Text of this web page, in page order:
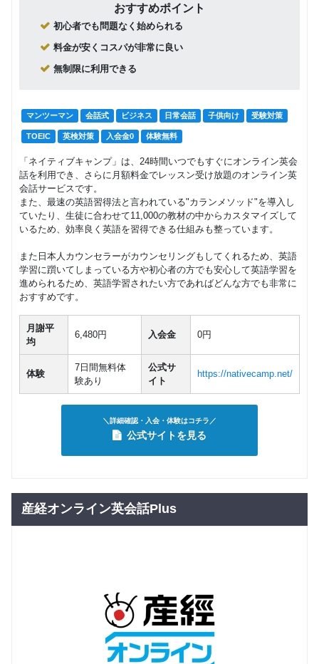
おすすめポイント
初心者でも問題なく始められる
料金が安くコスパが非常に良い
無制限に利用できる
マンツーマン 会話式 ビジネス 日常会話 子供向け 受験対策
TOEIC 英検対策 入会金0 体験無料
「ネイティブキャンプ」は、24時間いつでもすぐにオンライン英会
話を利用でき、さらに月額料金でレッスン受け放題のオンライン英
会話サービスです。
また、最速の英語習得法と言われている"カランメソッド"を導入し
ていたり、生徒に合わせて11,000の教材の中からカスタマイズして
いるため、効率良く英語を習得できる仕組みも整っています。
また日本人カウンセラーがカウンセリングもしてくれるため、英語
学習に躓いてしまっている方や初心者の方でも安心して英語学習を
進められるため、英語学習されたい方であればどんな方でも非常に
おすすめです。
月謝平
均
6,480円 入会金 0円
体験
7日間無料体
験あり
公式サ
イト
https://nativecamp.net/
＼詳細確認・入会・体験はコチラ／
公式サイトを見る
産経オンライン英会話Plus